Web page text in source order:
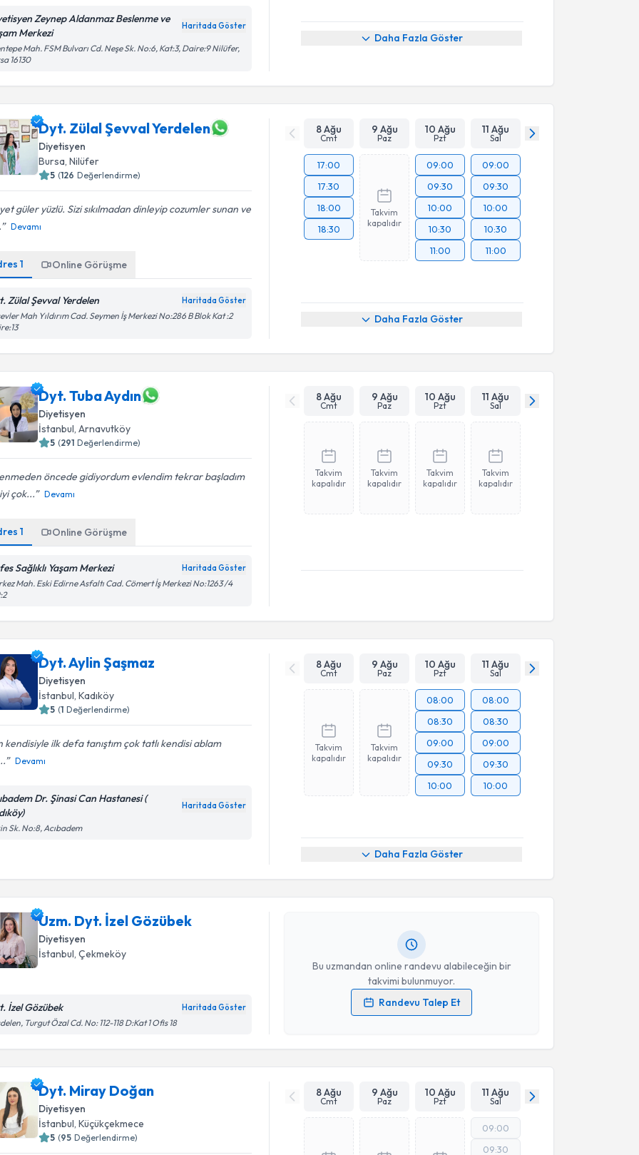
Zeynep Aldanmaz Beslenme ve
Merkezi
Haritada Göster
Mah. FSM Bulvarı Cd. Neşe Sk. No:6, Kat:3, Daire:9 Nilüfer,
16130
Daha Fazla Göster
Dyt. Zülal Şevval Yerdelen
Diyetisyen
Bursa, Nilüfer
5 (126 Değerlendirme)
güler yüzlü. Sizi sıkılmadan dinleyip cozumler sunan ve
Devamı
1 Online Görüşme
Zülal Şevval Yerdelen Haritada Göster
Mah Yıldırım Cad. Seymen İş Merkezi No:286 B Blok Kat :2
8 Ağu
Cmt
9 Ağu
Paz
10 Ağu
Pzt
11 Ağu
Sal
17:00
17:30
18:00
18:30
Takvim
kapalıdır
09:00
09:30
10:00
10:30
11:00
09:00
09:30
10:00
10:30
11:00
Daha Fazla Göster
Dyt. Tuba Aydın
Diyetisyen
İstanbul, Arnavutköy
5 (291 Değerlendirme)
öncede gidiyordum evlendim tekrar başladım
çok...
Devamı
1 Online Görüşme
Sağlıklı Yaşam Merkezi Haritada Göster
Mah. Eski Edirne Asfaltı Cad. Cömert İş Merkezi No:1263 /4
8 Ağu
Cmt
9 Ağu
Paz
10 Ağu
Pzt
11 Ağu
Sal
Takvim
kapalıdır
Takvim
kapalıdır
Takvim
kapalıdır
Takvim
kapalıdır
Dyt. Aylin Şaşmaz
Diyetisyen
İstanbul, Kadıköy
5 (1 Değerlendirme)
kendisiyle ilk defa tanıştım çok tatlı kendisi ablam
Devamı
Dr. Şinasi Can Hastanesi (
Haritada Göster
Sk. No:8, Acıbadem
8 Ağu
Cmt
9 Ağu
Paz
10 Ağu
Pzt
11 Ağu
Sal
Takvim
kapalıdır
Takvim
kapalıdır
08:00
08:30
09:00
09:30
10:00
08:00
08:30
09:00
09:30
10:00
Daha Fazla Göster
Uzm. Dyt. İzel Gözübek
Diyetisyen
İstanbul , Çekmeköy
İzel Gözübek Haritada Göster
Turgut Özal Cd. No: 112-118 D:Kat 1 Ofis 18
Bu uzmandan online randevu alabileceğin bir
takvimi bulunmuyor.
Randevu Talep Et
Randevu Takvimi Talebi
Kişisel verilerimin işlenmesine ilişkinAydınlatma Metni
Takvim Talebini Gönder
Dyt. Miray Doğan
Diyetisyen
İstanbul , Küçükçekmece
5 (95 Değerlendirme)
8 Ağu
Cmt
9 Ağu
Paz
10 Ağu
Pzt
11 Ağu
Sal
09:00
09:30